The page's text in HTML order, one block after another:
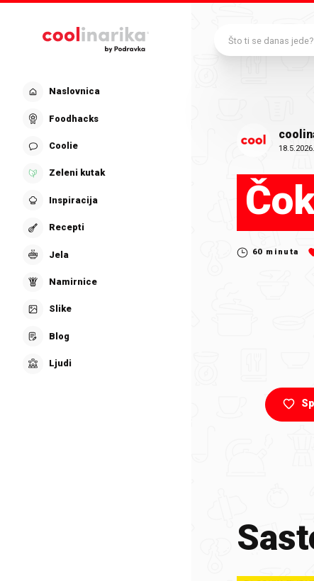
Naslovnica
Foodhacks
Coolie
Zeleni kutak
Inspiracija
Recepti
Jela
Namirnice
Slike
Blog
Ljudi
18.5.2026.
60 minuta
Što ti se danas jede?